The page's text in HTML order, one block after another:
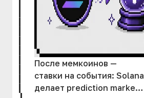
После мемкоинов —
ставки на события: Solana
делает prediction markets